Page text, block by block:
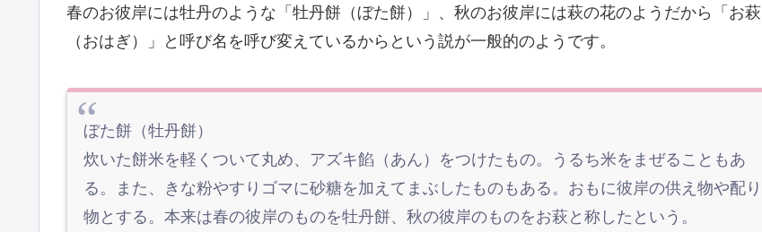
春のお彼岸には牡丹のような「牡丹餅（ぼた餅）」、秋のお彼岸には萩の花のようだから「お萩
（おはぎ）」と呼び名を呼び変えているからという説が一般的のようです。
ぼた餅（牡丹餅）
炊いた餅米を軽くついて丸め、アズキ餡（あん）をつけたもの。うるち米をまぜることもあ
る。また、きな粉やすりゴマに砂糖を加えてまぶしたものもある。おもに彼岸の供え物や配り
物とする。本来は春の彼岸のものを牡丹餅、秋の彼岸のものをお萩と称したという。